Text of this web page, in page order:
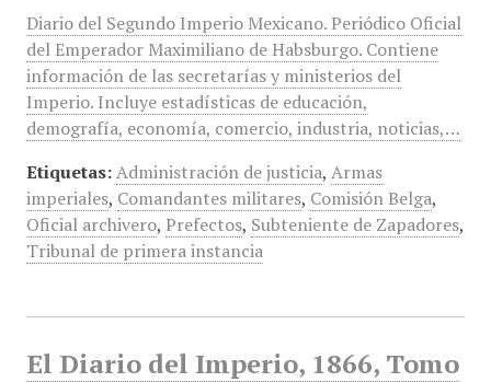
Diario del Segundo Imperio Mexicano. Periódico Oficial
del Emperador Maximiliano de Habsburgo. Contiene
información de las secretarías y ministerios del
Imperio. Incluye estadísticas de educación,
demografía, economía, comercio, industria, noticias,…
Etiquetas: Administración de justicia, Armas
imperiales, Comandantes militares, Comisión Belga,
Oficial archivero, Prefectos, Subteniente de Zapadores,
Tribunal de primera instancia
El Diario del Imperio, 1866, Tomo